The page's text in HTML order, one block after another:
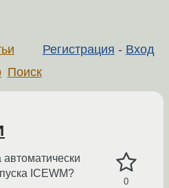
Регистрация - Вход
Поиск
0
автоматически
ICEWM?